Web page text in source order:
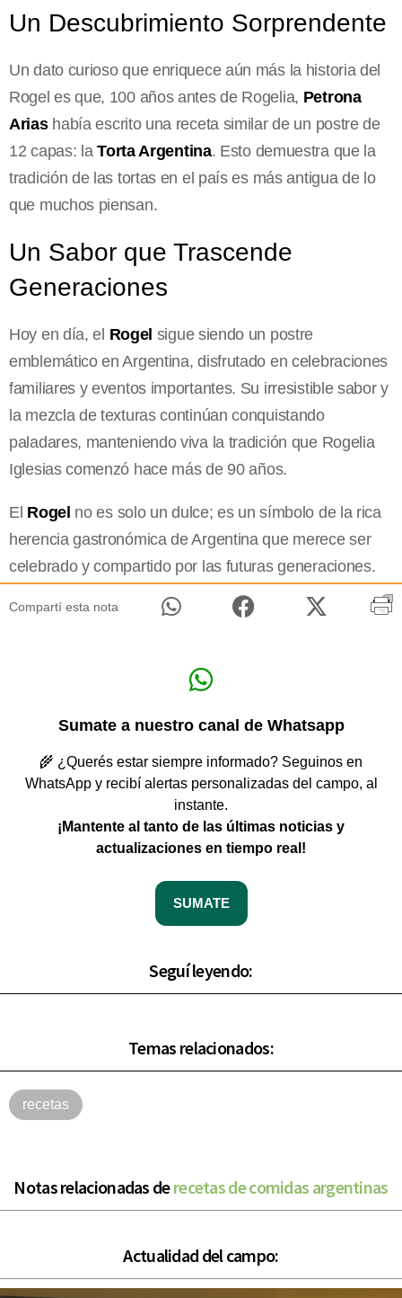
Un Descubrimiento Sorprendente
Un dato curioso que enriquece aún más la historia del
Rogel es que, 100 años antes de Rogelia, Petrona
Ariashabía escrito una receta similar de un postre de
12 capas: laTorta Argentina. Esto demuestra que la
tradición de las tortas en el país es más antigua de lo
que muchos piensan.
Un Sabor que Trascende
Generaciones
Hoy en día, el Rogel sigue siendo un postre
emblemático en Argentina, disfrutado en celebraciones
familiares y eventos importantes. Su irresistible sabor y
la mezcla de texturas continúan conquistando
paladares, manteniendo viva la tradición que Rogelia
Iglesias comenzó hace más de 90 años.
El Rogel no es solo un dulce; es un símbolo de la rica
herencia gastronómica de Argentina que merece ser
celebrado y compartido por las futuras generaciones.
Compartí esta nota
Sumate a nuestro canal de Whatsapp
🌾 ¿Querés estar siempre informado? Seguinos en
WhatsApp y recibí alertas personalizadas del campo, al
instante.
¡Mantente al tanto de las últimas noticias y
actualizaciones en tiempo real!
SUMATE
Seguí leyendo:
Temas relacionados:
recetas
Notas relacionadas derecetas de comidas argentinas
Actualidad del campo: